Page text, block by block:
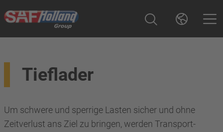
Tieflader
Um schwere und sperrige Lasten sicher und ohne
Zeitverlust ans Ziel zu bringen, werden Transport-